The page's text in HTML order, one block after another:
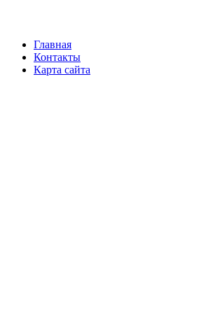
Главная
Контакты
Карта сайта